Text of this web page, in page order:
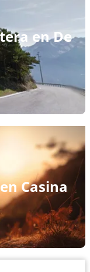
en De
Casina